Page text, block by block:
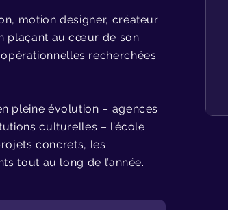
motion designer, créateur
plaçant au cœur de son
recherchées
pleine évolution – agences
culturelles – l’école
concrets, les
tout au long de l’année.
ans
d’expertise pédagogique